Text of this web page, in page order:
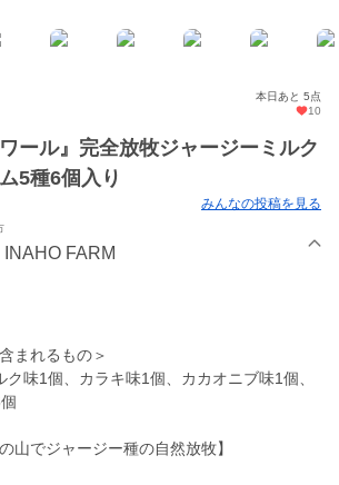
本日あと 5点
10
ール』完全放牧ジャージーミルク
5種6個入り
みんなの投稿を見る
INAHO FARM
まれるもの＞
ク味1個、カラキ味1個、カカオニブ味1個、
山でジャージー種の自然放牧】